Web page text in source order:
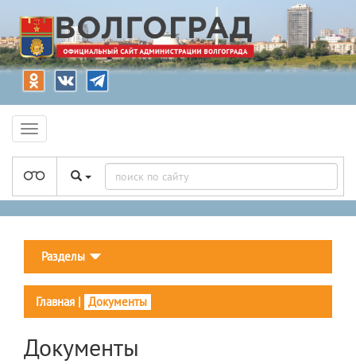
Разделы
Главная | Документы
Документы